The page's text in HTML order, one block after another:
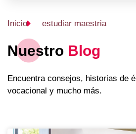
Inicio estudiar maestria
Nuestro Blog
Encuentra consejos, historias de
vocacional y mucho más.